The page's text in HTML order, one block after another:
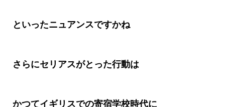
といったニュアンスですかね
さらにセリアスがとった行動は
かつてイギリスでの寄宿学校時代に